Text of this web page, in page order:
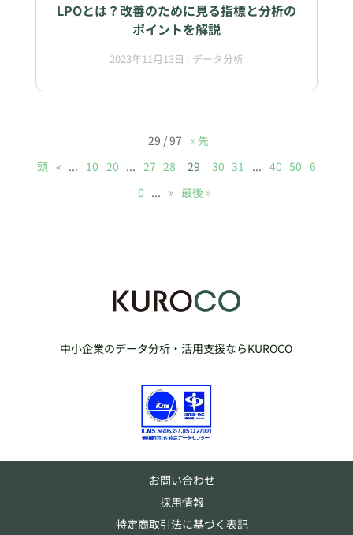
LPOとは？改善のために見る指標と分析の
ポイントを解説
2023年11月13日 | データ分析
29 / 97 « 先
頭 « ... 10 20 ... 27 28 29 30 31 ... 40 50 6
0 ... » 最後 »
中小企業のデータ分析・活用支援ならKUROCO
お問い合わせ
採用情報
特定商取引法に基づく表記